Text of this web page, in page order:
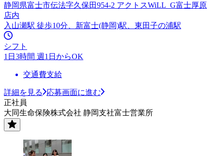
静岡県富士市伝法字久保田954-2 アクトスWiLL_G富士厚原
店内
入山瀬駅 徒歩10分、新富士(静岡)駅、東田子の浦駅
シフト
1日3時間 週1日からOK
交通費支給
詳細を見る
応募画面に進む
正社員
大同生命保険株式会社 静岡支社富士営業所